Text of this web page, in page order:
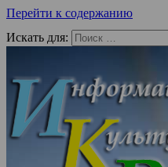
Перейти к содержанию
Искать для: